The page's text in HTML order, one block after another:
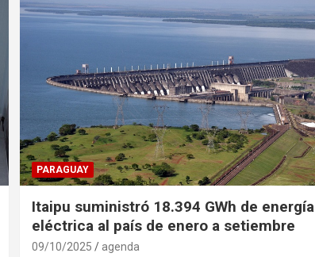
PARAGUAY
Itaipu suministró 18.394 GWh de energía
eléctrica al país de enero a setiembre
09/10/2025 agenda